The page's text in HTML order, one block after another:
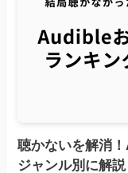
聴かないを解消
ジャンル別に解説